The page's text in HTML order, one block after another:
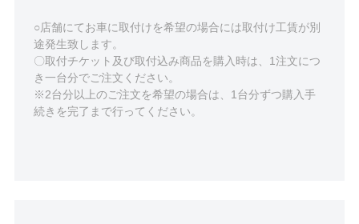
○店舗にてお車に取付けを希望の場合には取付け工賃が別
途発生致します。
〇取付チケット及び取付込み商品を購入時は、1注文につ
き一台分でご注文ください。
※2台分以上のご注文を希望の場合は、1台分ずつ購入手
続きを完了まで行ってください。